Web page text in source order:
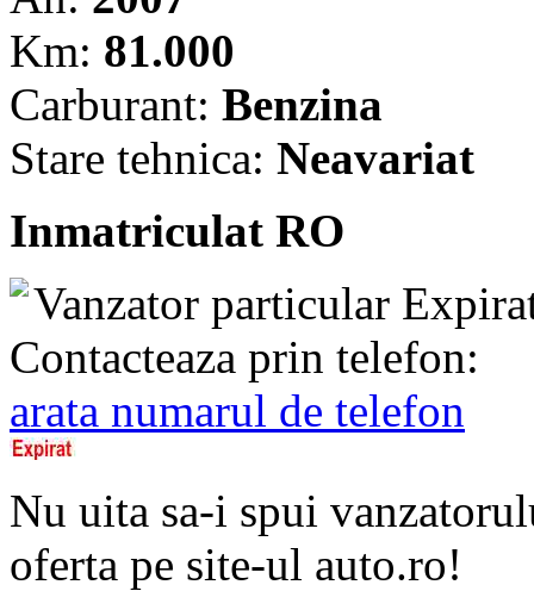
Km: 81.000
Carburant: Benzina
Stare tehnica: Neavariat
Inmatriculat RO
Vanzator particular
Contacteaza prin telefon:
arata numarul de telefon
Nu uita sa-i spui
oferta pe site-ul auto.ro!